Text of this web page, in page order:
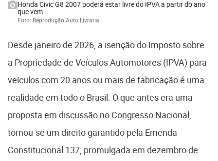
Honda Civic G8 2007 poderá estar livre do IPVA a partir do ano
que vem
Foto: Reprodução Auto Livraria
Desde janeiro de 2026, a isenção do Imposto sobre
a Propriedade de Veículos Automotores (IPVA) para
veículos com 20 anos ou mais de fabricação é uma
realidade em todo o Brasil. O que antes era uma
proposta em discussão no Congresso Nacional,
tornou-se um direito garantido pela Emenda
Constitucional 137, promulgada em dezembro de